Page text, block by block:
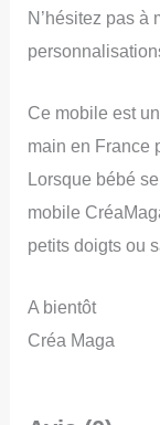
N’hésitez pas à
Ce mobile est
main en France
Lorsque bébé
mobile
petits doigts ou
A bientôt
Créa Maga